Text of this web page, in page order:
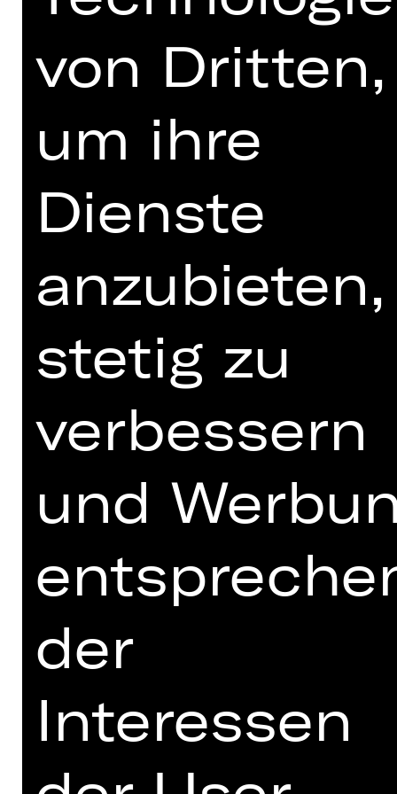
19.00 Uhr
Premiere
Kammerspiele
Abo KX
Tickets
Termine und Besetzung
Alle Vorstellungen mit Deutscher
Gebärdensprache
Zwei Nachbarinnen wohnen in kleinen
Street: Zoey, die nachts in einem Club
arbeitet, und die taube Konditorin
beiden zum Auszug und plant bereits
die Luxussanierung des Hauses. Zu
allem Überfluss suchen Zoey
neuerdings musizierende Gespenster
aus dem 19. Jahrhundert heim. Sie
kontert die übernatürliche Musik mit
lautem Techno. Das wiederum ärgert
Trisha, die die Geister nicht
wahrnimmt, aber von den nächtlichen
Widrigkeiten entwickelt sich zwischen
von Dritten,
um ihre
Dienste
anzubieten,
stetig zu
verbessern
und
der
Interessen